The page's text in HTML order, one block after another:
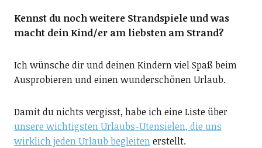
Kennst du noch weitere Strandspiele und was
macht dein Kind/er am liebsten am Strand?
Ich wünsche dir und deinen Kindern viel Spaß beim
Ausprobieren und einen wunderschönen Urlaub.
Damit du nichts vergisst, habe ich eine Liste über
unsere wichtigsten Urlaubs-Utensielen, die uns
wirklich jeden Urlaub begleitenerstellt.